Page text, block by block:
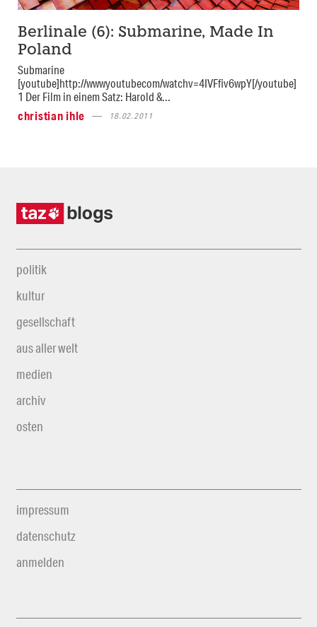
Berlinale (6): Submarine, Made In
Poland
Submarine
[youtube]http://wwwyoutubecom/watchv=4IVFfiv6wpY[/youtube]
1 Der Film in einem Satz: Harold &...
christian ihle
18.02.2011
politik
kultur
gesellschaft
aus aller welt
medien
archiv
osten
impressum
datenschutz
anmelden